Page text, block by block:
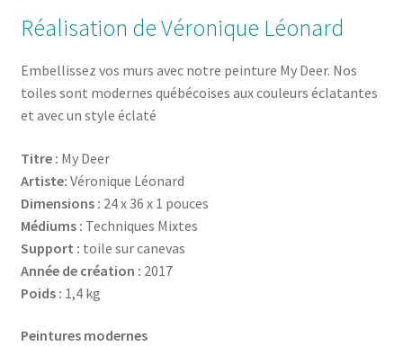
Réalisation de Véronique Léonard
Embellissez vos murs avec notre peinture My Deer. Nos
toiles sont modernes québécoises aux couleurs éclatantes
et avec un style éclaté
Titre : My Deer
Artiste: Véronique Léonard
Dimensions : 24 x 36 x 1 pouces
Médiums : Techniques Mixtes
Support : toile sur canevas
Année de création : 2017
Poids : 1,4 kg
Peintures modernes